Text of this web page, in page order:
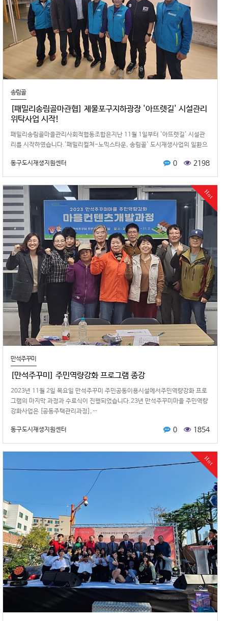
송림골
[패밀리송림골마관협] 제물포구지하광장 '아뜨렛길' 시설관리
위탁사업 시작!
패밀리송림골마을관리사회적협동조합은지난 11월 1일부터 '아뜨렛길' 시설관
리를 시작하였습니다.'패밀리컬쳐-노믹스타운, 송림골' 도시재생사업의 일환으
동구도시재생지원센터
0 2198
Hot
만석주꾸미
[만석주꾸미] 주민역량강화 프로그램 종강
2023년 11월 2일 목요일 만석주꾸미 주민공동이용시설에서주민역량강화 프로
그램의 마지막 과정과 수료식이 진행되었습니다.23년 만석주꾸미마을 주민역량
강화사업은 [공동주택관리과정],…
동구도시재생지원센터 0 1854
Hot